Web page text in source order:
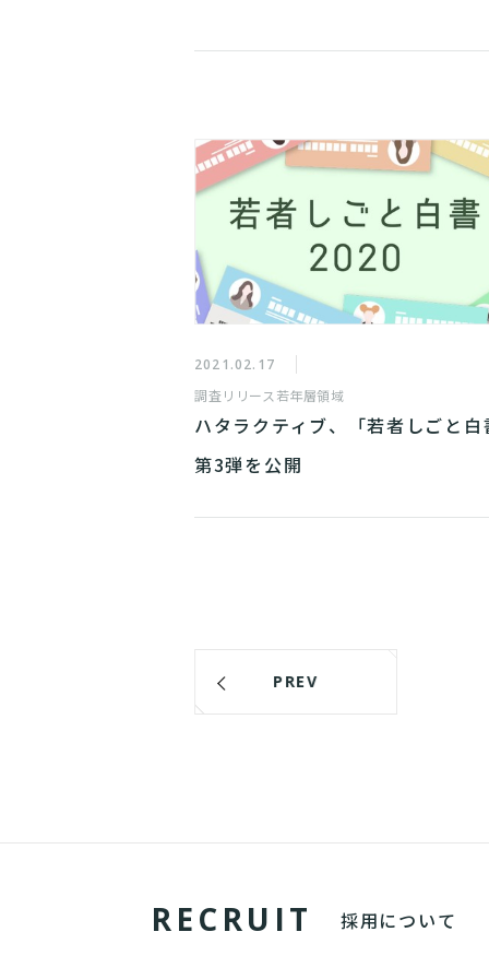
2021.02.17
調査リリース 若年層領域
ハタラクティブ、「若者しごと白
第3弾を公開
PREV
REC RU IT 採用について